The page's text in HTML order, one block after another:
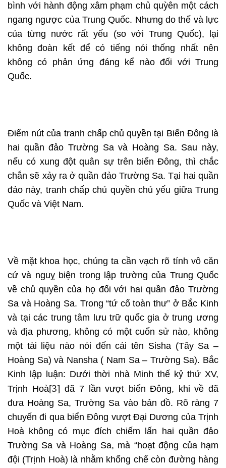
bình với hành động xâm phạm chủ quỳên một cách
ngang ngược của Trung Quốc. Nhưng do thế và lực
của từng nước rất yếu (so với Trung Quốc), lại
không đoàn kết để có tiếng nói thống nhất nên
không có phản ứng đáng kể nào đối với Trung
Quốc.
Điểm nút của tranh chấp chủ quyền tại Biển Đông là
hai quần đảo Trường Sa và Hoàng Sa. Sau này,
nếu có xung đột quân sự trên biển Đông, thì chắc
chắn sẽ xảy ra ở quần đảo Trường Sa. Tại hai quần
đảo này, tranh chấp chủ quyền chủ yếu giữa Trung
Quốc và Việt Nam.
Về mặt khoa học, chúng ta cần vạch rõ tính vô căn
cứ và nguỵ biện trong lập trường của Trung Quốc
về chủ quyền của họ đối với hai quần đảo Trường
Sa và Hoàng Sa. Trong “tứ cố toàn thư” ở Bắc Kinh
và tại các trung tâm lưu trữ quốc gia ở trung ương
và địa phương, không có một cuốn sử nào, không
một tài liệu nào nói đến cái tên Sisha (Tây Sa –
Hoàng Sa) và Nansha ( Nam Sa – Trường Sa). Bắc
Kinh lập luận: Dưới thời nhà Minh thế kỷ thứ XV,
Trịnh Hoà[3] đã 7 lần vượt biển Đông, khi về đã
đưa Hoàng Sa, Trường Sa vào bản đồ. Rõ ràng 7
chuyến đi qua biển Đông vượt Đại Dương của Trịnh
Hoà không có mục đích chiếm lấn hai quần đảo
Trường Sa và Hoàng Sa, mà “hoạt động của hạm
đội (Trịnh Hoà) là nhằm khống chế còn đường hàng